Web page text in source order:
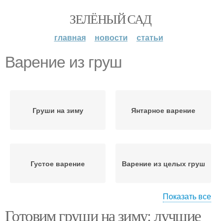
ЗЕЛЁНЫЙ САД
главная новости статьи
Варение из груш
Груши на зиму Янтарное варение
Густое варение Варение из целых груш
Груши для зимы
Показать все
Готовим груши на зиму: лучшие